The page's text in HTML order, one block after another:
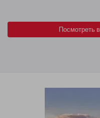
Посмотреть